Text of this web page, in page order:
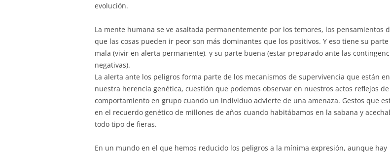
evolución.
La mente humana se ve asaltada permanentemente por los temores, los pensamientos
que las cosas pueden ir peor son más dominantes que los positivos. Y eso tiene su parte
mala (vivir en alerta permanente), y su parte buena (estar preparado ante las
negativas).
La alerta ante los peligros forma parte de los mecanismos de supervivencia que están en
nuestra herencia genética, cuestión que podemos observar en nuestros actos reflejos de
comportamiento en grupo cuando un individuo advierte de una amenaza. Gestos que
en el recuerdo genético de millones de años cuando habitábamos en la sabana y
todo tipo de fieras.
En un mundo en el que hemos reducido los peligros a la mínima expresión, aunque hay